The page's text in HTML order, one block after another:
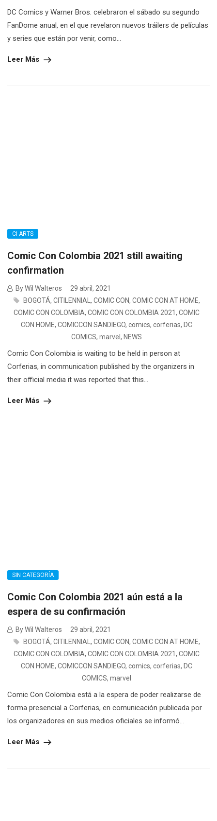
DC Comics y Warner Bros. celebraron el sábado su segundo
FanDome anual, en el que revelaron nuevos tráilers de películas
y series que están por venir, como...
Leer Más
CI ARTS
Comic Con Colombia 2021 still awaiting
confirmation
By Wil Walteros
29 abril, 2021
BOGOTÁ, CITILENNIAL , COMIC CON, COMIC CON AT HOME,
COMIC CON COLOMBIA, COMIC CON COLOMBIA 2021 , COMIC
CON HOME, COMICCON SANDIEGO, comics, corferias, DC
COMICS, marvel , NEWS
Comic Con Colombia is waiting to be held in person at
Corferias, in communication published by the organizers in
their official media it was reported that this...
Leer Más
SIN CATEGORÍA
Comic Con Colombia 2021 aún está a la
espera de su confirmación
By Wil Walteros
29 abril, 2021
BOGOTÁ, CITILENNIAL , COMIC CON, COMIC CON AT HOME,
COMIC CON COLOMBIA, COMIC CON COLOMBIA 2021 , COMIC
CON HOME, COMICCON SANDIEGO, comics, corferias, DC
COMICS, marvel
Comic Con Colombia está a la espera de poder realizarse de
forma presencial a Corferias, en comunicación publicada por
los organizadores en sus medios oficiales se informó...
Leer Más